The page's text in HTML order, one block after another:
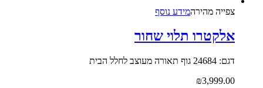
צפייה‬ ‫מהירה‬מידע נוסף
אלקטרו תלוי שחור
דגם: 24684 גוף תאורה מעוצב לחלל הבית
₪3,999.00